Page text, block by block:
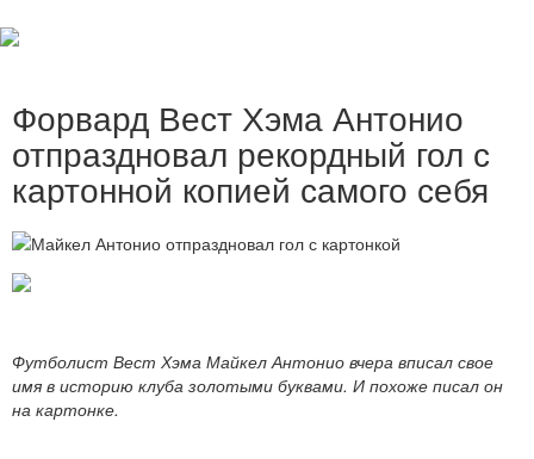
Форвард Вест Хэма Антонио
отпраздновал рекордный гол с
картонной копией самого себя
Футболист Вест Хэма Майкел Антонио вчера вписал свое
имя в историю клуба золотыми буквами. И похоже писал он
на картонке.